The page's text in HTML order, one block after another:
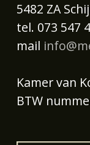
5482 ZA
tel. 073 547
mail
Kamer van
BTW